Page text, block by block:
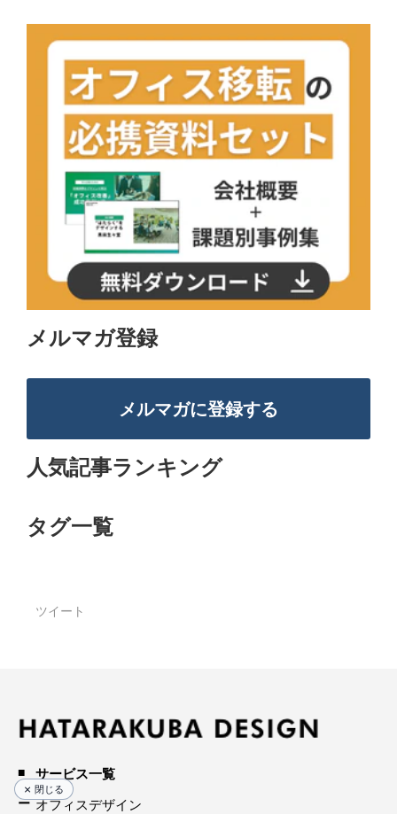
メルマガ登録
メルマガに登録する
人気記事ランキング
タグ一覧
ツイート
サービス一覧
オフィスデザイン
閉じる